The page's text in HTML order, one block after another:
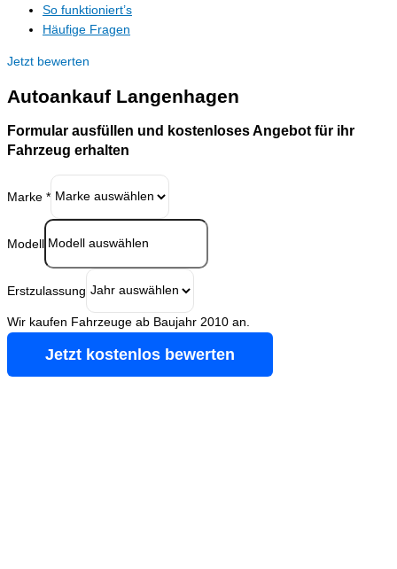
So funktioniert’s
Häufige Fragen
Jetzt bewerten
Autoankauf Langenhagen
Formular ausfüllen und kostenloses Angebot für ihr
Fahrzeug erhalten
Marke *
Modell
Erstzulassung
Wir kaufen Fahrzeuge ab Baujahr 2010 an.
Jetzt kostenlos bewerten